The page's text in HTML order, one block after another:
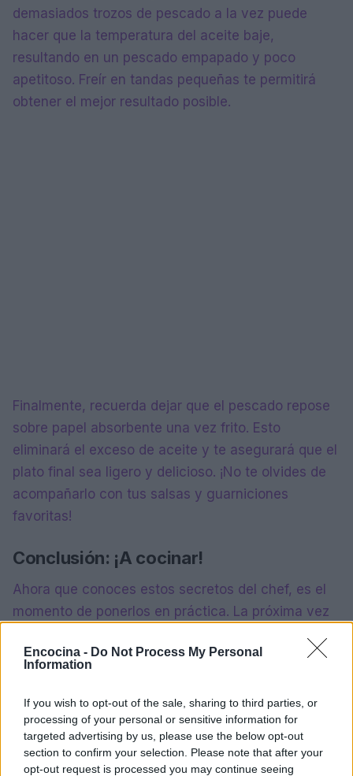
Encocina - Do Not Process My Personal
Information
If you wish to opt-out of the sale, sharing to third parties, or
processing of your personal or sensitive information for
targeted advertising by us, please use the below opt-out
section to confirm your selection. Please note that after your
opt-out request is processed you may continue seeing
demasiados trozos de pescado a la vez puede
hacer que la temperatura del aceite baje,
resultando en un pescado empapado y poco
apetitoso. Freír en tandas pequeñas te permitirá
obtener el mejor resultado posible.
Finalmente, recuerda dejar que el pescado repose
sobre papel absorbente una vez frito. Esto
eliminará el exceso de aceite y te asegurará que el
plato final sea ligero y delicioso. ¡No te olvides de
acompañarlo con tus salsas y guarniciones
favoritas!
Conclusión: ¡A cocinar!
Ahora que conoces estos secretos del chef, es el
momento de ponerlos en práctica. La próxima vez
consejos y transforma tu cocina en un auténtico
¡no dudes en compartir tus resultados! ¿Quién
sabe? ¡Estamos ansiosos por ver cómo te queda!